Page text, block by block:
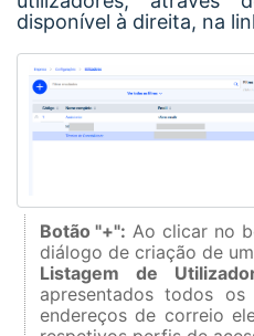
disponível à direita, na
Botão "+": Ao clicar no
diálogo de criação de
Listagem de
apresentados todos
endereços de correio